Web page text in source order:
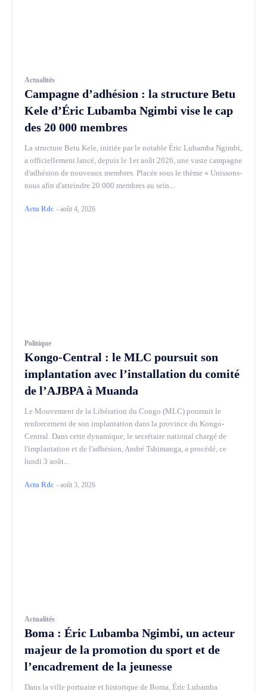
Actualités
Campagne d’adhésion : la structure Betu
Kele d’Éric Lubamba Ngimbi vise le cap
des 20 000 membres
La structure Betu Kele, initiée par le notable Éric Lubamba Ngimbi,
a officiellement lancé, depuis le 1er août 2026, une vaste campagne
d'adhésion de nouveaux membres. Placée sous le thème « Unissons-
nous afin d'atteindre 20 000 membres au sein...
Actu Rdc -août 4, 2026
Politique
Kongo-Central : le MLC poursuit son
implantation avec l’installation du comité
de l’AJBPA à Muanda
Le Mouvement de la Libération du Congo (MLC) poursuit le
renforcement de son implantation dans la province du Kongo-
Central. Dans cette dynamique, le secrétaire national chargé de
l'implantation et de l'adhésion, André Tshimanga, a procédé, ce
lundi 3 août...
Actu Rdc -août 3, 2026
Actualités
Boma : Éric Lubamba Ngimbi, un acteur
majeur de la promotion du sport et de
l’encadrement de la jeunesse
Dans la ville portuaire et historique de Boma, Éric Lubamba